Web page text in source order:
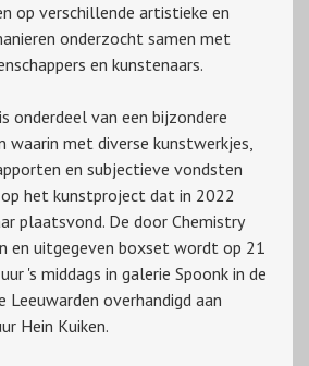
op verschillende artistieke en
onderzocht samen met
en kunstenaars.
onderdeel van een bijzondere
waarin met diverse kunstwerkjes,
en subjectieve vondsten
het kunstproject dat in 2022
plaatsvond. De door Chemistry
en uitgegeven boxset wordt op 21
's middags in galerie Spoonk in de
overhandigd aan
Hein Kuiken.